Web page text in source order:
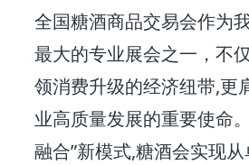
全国糖酒商品交易会作为
最大的专业展会之一，不
领消费升级的经济纽带,更
业高质量发展的重要使命
融合”新模式,糖酒会实现